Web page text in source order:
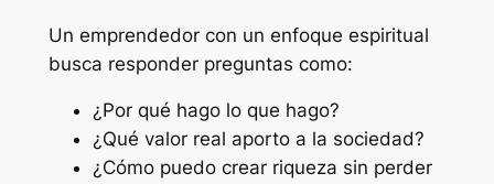
Un emprendedor con un enfoque espiritual
busca responder preguntas como:
¿Por qué hago lo que hago?
¿Qué valor real aporto a la sociedad?
¿Cómo puedo crear riqueza sin perder